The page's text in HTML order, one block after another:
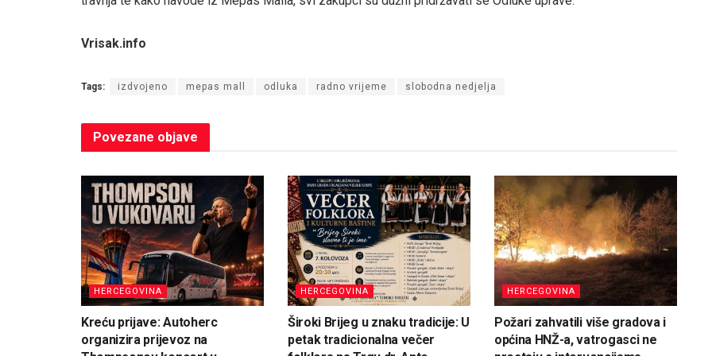
Vrisak.info
Tags: izdvojeno mepas mall odluka radno vrijeme slobodna nedjelja
Povezane objave
HERCEGOVINA
Kreću prijave: Autoherc
organizira prijevoz na
HERCEGOVINA
Široki Brijeg u znaku tradicije: U
petak tradicionalna večer
HERCEGOVINA
Požari zahvatili više gradova i
općina HNŽ-a, vatrogasci ne